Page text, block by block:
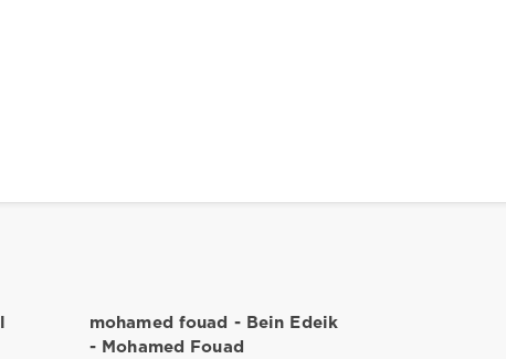
mohamed fouad - Bein Edeik
- Mohamed Fouad